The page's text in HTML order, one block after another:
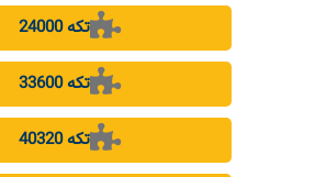
24000 تکه
33600 تکه
40320 تکه